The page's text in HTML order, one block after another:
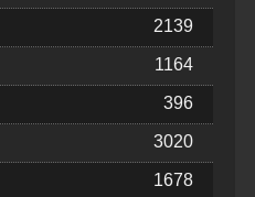
2139
1164
396
3020
1678